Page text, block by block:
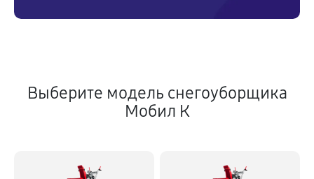
Выберите модель снегоуборщика
Мобил К